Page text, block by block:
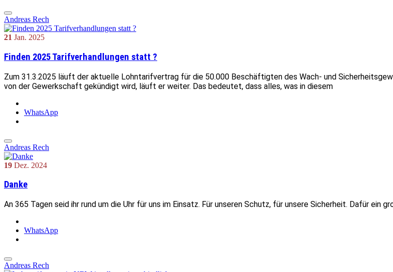
Andreas Rech
21 Jan. 2025
Finden 2025 Tarifverhandlungen statt ?
Zum 31.3.2025 läuft der aktuelle Lohntarifvertrag für die 50.000 Beschäftigten des Wach- und
von der Gewerkschaft gekündigt wird, läuft er weiter. Das bedeutet, dass alles, was in diesem
WhatsApp
Andreas Rech
19 Dez. 2024
Danke
An 365 Tagen seid ihr rund um die Uhr für uns im Einsatz. Für unseren Schutz, für unsere Sicherheit. Dafür ein
WhatsApp
Andreas Rech